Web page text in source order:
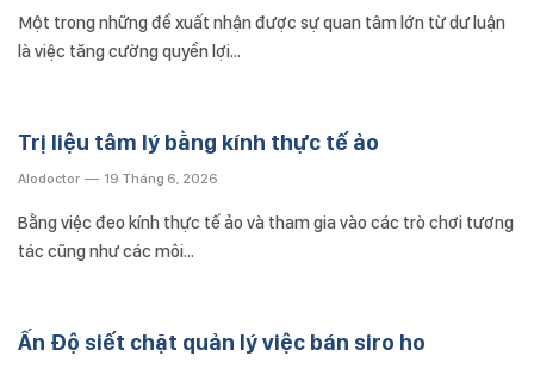
Một trong những đề xuất nhận được sự quan tâm lớn từ dư luận
là việc tăng cường quyền lợi…
Trị liệu tâm lý bằng kính thực tế ảo
Alodoctor 19 Tháng 6, 2026
Bằng việc đeo kính thực tế ảo và tham gia vào các trò chơi tương
tác cũng như các môi…
Ấn Độ siết chặt quản lý việc bán siro ho